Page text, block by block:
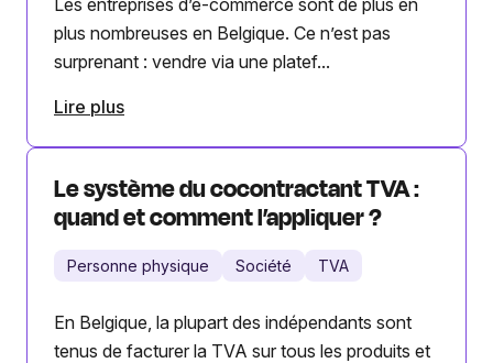
plus nombreuses en Belgique. Ce n’est pas
surprenant : vendre via une platef...
Lire plus
Le système du cocontractant TVA :
quand et comment l’appliquer ?
Personne physique Société TVA
En Belgique, la plupart des indépendants sont
tenus de facturer la TVA sur tous les produits et